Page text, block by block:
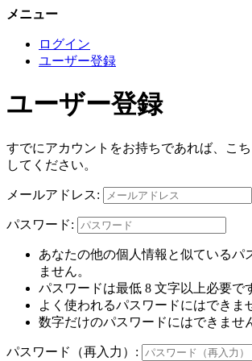
メニュー
ログイン
ユーザー登録
ユーザー登録
すでにアカウントをお持ちであれば、こ
してください。
メールアドレス:
パスワード:
あなたの他の個人情報と似ているパ
ません。
パスワードは最低 8 文字以上必要で
よく使われるパスワードにはできま
数字だけのパスワードにはできませ
パスワード（再入力）: